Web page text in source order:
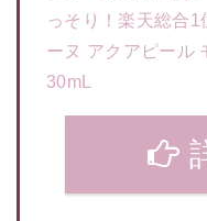
っそり！楽天総合
ーヌ アクアピール
30mL